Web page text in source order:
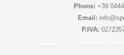
Phone: +39
Email:
P.IVA: